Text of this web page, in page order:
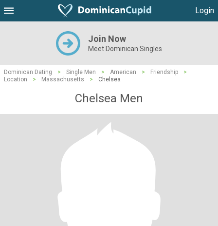
Login
Join Now
Meet Dominican Singles
Dominican Dating > Single Men > American > Friendship
>
Location
> Massachusetts > Chelsea
Chelsea Men